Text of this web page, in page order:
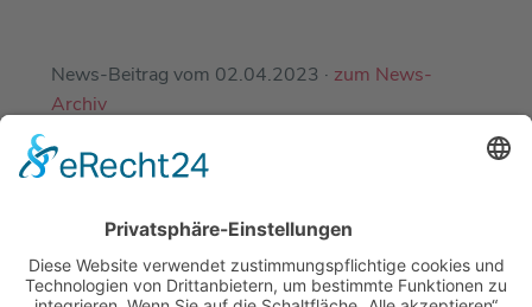
News-Beitrag vom 02.04.2023 · zum News-
Archiv
EINE ABTEILUNG DES
DJK-SV MIRSKOFEN E.V.